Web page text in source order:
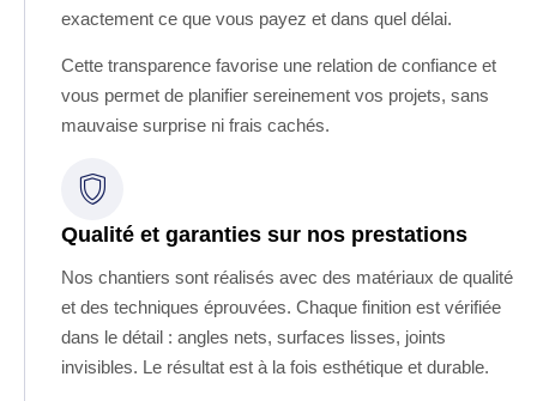
exactement ce que vous payez et dans quel délai.
Cette transparence favorise une relation de confiance et
vous permet de planifier sereinement vos projets, sans
mauvaise surprise ni frais cachés.
Qualité et garanties sur nos prestations
Nos chantiers sont réalisés avec des matériaux de qualité
et des techniques éprouvées. Chaque finition est vérifiée
dans le détail : angles nets, surfaces lisses, joints
invisibles. Le résultat est à la fois esthétique et durable.